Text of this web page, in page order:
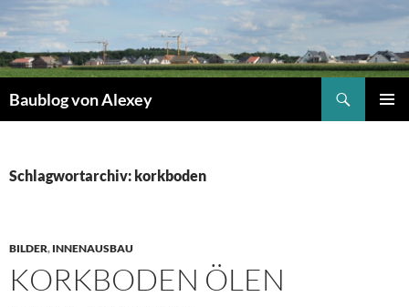
Inhalt
springen
Baublog von Alexey
Schlagwortarchiv: korkboden
BILDER, INNENAUSBAU
KORKBODEN ÖLEN